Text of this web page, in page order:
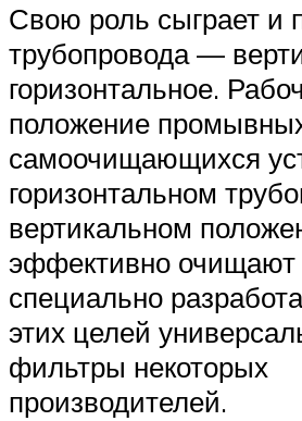
Свою роль сыграет и
трубопровода —
горизонтальное.
положение
самоочищающихся
горизонтальном
вертикальном
эффективно очищают
специально
этих целей
фильтры некоторых
производителей.